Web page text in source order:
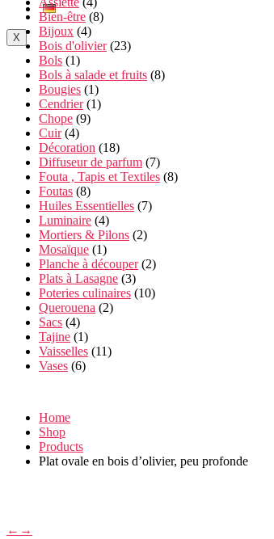
X
Bien-être (8)
Bijoux (4)
Bois d'olivier (23)
Bols (1)
Bols à salade et fruits (8)
Bougies (1)
Cendrier (1)
Chope (9)
Cuir (4)
Décoration (18)
Diffuseur de parfum (7)
Fouta , Tapis et Textiles (8)
Foutas (8)
Huiles Essentielles (7)
Luminaire (4)
Mortiers & Pilons (2)
Mosaïque (1)
Planche à découper (2)
Plats à Lasagne (3)
Poteries culinaires (10)
Querouena (2)
Sacs (4)
Tajine (1)
Vaisselles (11)
Vases (6)
Home
Shop
Products
Plat ovale en bois d’olivier, peu profonde
← →